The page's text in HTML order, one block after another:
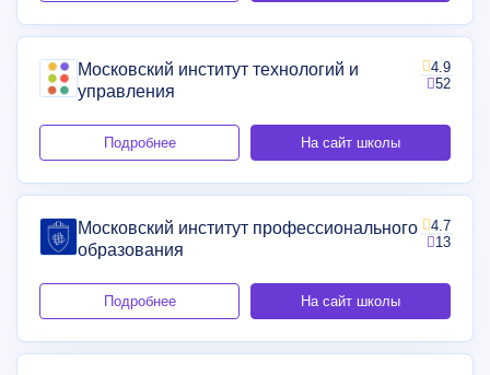
Московский институт технологий и
управления
4.9
52
Подробнее На сайт школы
Московский институт профессионального
образования
4.7
13
Подробнее На сайт школы